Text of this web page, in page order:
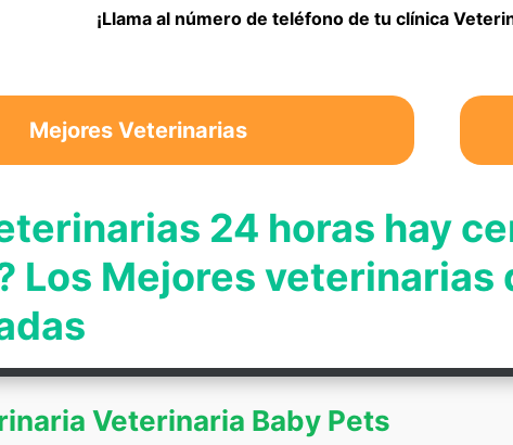
¡Llama al número de teléfono de tu clínica
Mejores Veterinarias
24 horas hay
Los Mejores veterinarias
Veterinaria Baby Pets